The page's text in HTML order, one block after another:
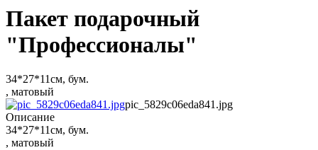
Пакет подарочный
"Профессионалы"
34*27*11см, бум.
, матовый
pic_5829c06eda841.jpg
Описание
34*27*11см, бум.
, матовый